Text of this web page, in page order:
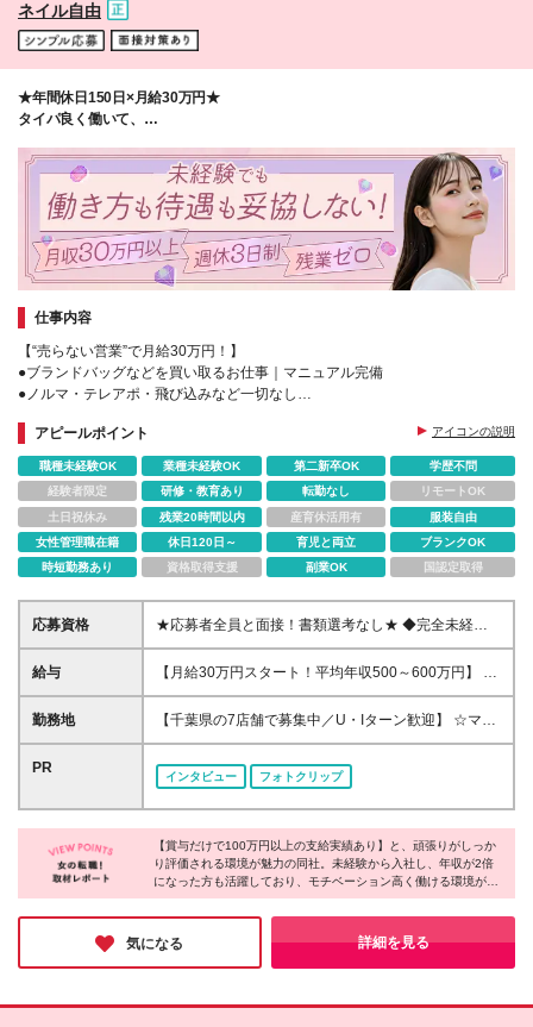
ネイル自由
★年間休日150日×月給30万円★
タイパ良く働いて、
仕事内容
【“売らない営業”で月給30万円！】
●ブランドバッグなどを買い取るお仕事｜マニュアル完備
●ノルマ・テレアポ・飛び込みなど一切なし
●連休取得OKで海外旅行も楽しめる♪
アピールポイント アイコンの説明
職種未経験OK 業種未経験OK 第二新卒OK
学歴不問
経験者限定
研修・教育あり 転勤なし
リモートOK
土日祝休み
残業20時間以内 産育休活用有
服装自由
女性管理職在籍
休日120日～ 育児と両立
ブランクOK
時短勤務あり
資格取得支援 副業OK 国認定取得
応募資格
★応募者全員と面接！書類選考なし★ ◆完全未経験
OK ◆第二新卒・ブランクOK ◆経歴・学歴不問 ◆20
代～30代活躍中！ ＊＊＊こんな方は尚歓迎します♪＊
い方 □買取査定にチャレンジしてみたい方 □働きやす
さも大切にしたい方 □フレッシュな会社でイチから頑
給与
【月給30万円スタート！平均年収500～600万円】 ★
賞与だけで100万円以上の支給実績も ★1年で年収
800万円のメンバー在籍 ★インセンティブで月20万円
の年収を公開／ ◆年収800万円／店長 入社1年目／
後の月給には営業手当5万円／月が含まれます ※経
験・能力・スキルを考慮し、決定いたします ※残業代
全額支給 ※試用期間6カ月：期間中の雇用形態・待遇
勤務地
【千葉県の7店舗で募集中／U・Iターン歓迎】 ☆マイ
カー通勤OK・駐車場完備 ☆2026年に新オープン店舗
多数！ ☆転勤なし 本社、もしくは以下店舗での勤務
になります。 【本社】 千葉県印旛郡酒々井町本佐倉
457-2 【京成臼井駅南口ViM店】 千葉県佐倉市王子台
3-30-4 Vim2階 【マルエツ新志津店】 千葉県佐倉市
西志津4-1-1 【千葉中央店】 千葉県千葉市中央区中央
3-12-9 【メガセンタートライアル八千代店】 千葉県
八千代市緑が丘西2-13-3 【京成習志野駅前店】 千葉
県船橋市習志野台四丁目1番6号 【KEIHOKUスーパー
布施店】★9月出店予定 千葉県柏市布施新町1-4-4 ※
転居を伴う転勤なし ※7店舗間での異動の可能性があ
PR
インタビュー フォトクリップ
【賞与だけで100万円以上の支給実績あり】と、頑張りがしっか
り評価される環境が魅力の同社。未経験から入社し、年収が2倍
になった方も活躍しており、モチベーション高く働ける環境が魅
力です！待遇面だけでなく、【残業ほぼナシ】【実働7時間】と
働きやすさも整っています。店舗拡大に伴い店長としてのキャリ
アパスも用意されており、収入もキャリアもワークライフバラン
スの3点が揃った環境で、長期的に活躍できると感じました！
気になる 詳細を見る